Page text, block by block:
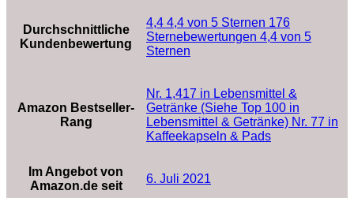
Durchschnittliche
Kundenbewertung
4,4 4,4 von 5 Sternen 176
Sternebewertungen 4,4 von 5
Sternen
Amazon Bestseller-
Rang
Nr. 1,417 in Lebensmittel &
Getränke (Siehe Top 100 in
Lebensmittel & Getränke) Nr. 77 in
Kaffeekapseln & Pads
Im Angebot von
Amazon.de seit
6. Juli 2021